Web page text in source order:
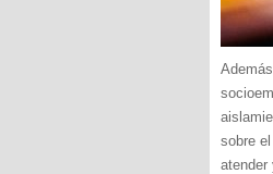
sobre
atender